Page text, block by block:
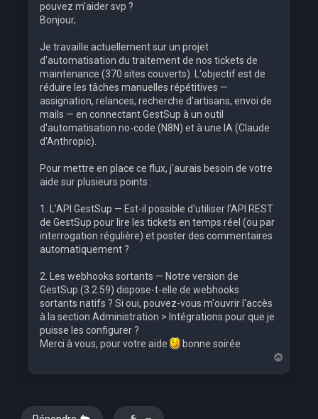
pouvez m'aider svp ?
Bonjour,
Je travaille actuellement sur un projet
d'automatisation du traitement de nos tickets de
maintenance (370 sites couverts). L'objectif est de
réduire les tâches manuelles répétitives —
assignation, relances, recherche d'artisans, envoi de
mails — en connectant GestSup à un outil
d'automatisation no-code (N8N) et à une IA (Claude
d'Anthropic).
Pour mettre en place ce flux, j'aurais besoin de votre
aide sur plusieurs points :
1. L'API GestSup — Est-il possible d'utiliser l'API REST
de GestSup pour lire les tickets en temps réel (ou par
interrogation régulière) et poster des commentaires
automatiquement ?
2. Les webhooks sortants — Notre version de
GestSup (3.2.59) dispose-t-elle de webhooks
sortants natifs ? Si oui, pouvez-vous m'ouvrir l'accès
à la section Administration > Intégrations pour que je
puisse les configurer ?
Merci à vous, pour votre aide
bonne soirée
a